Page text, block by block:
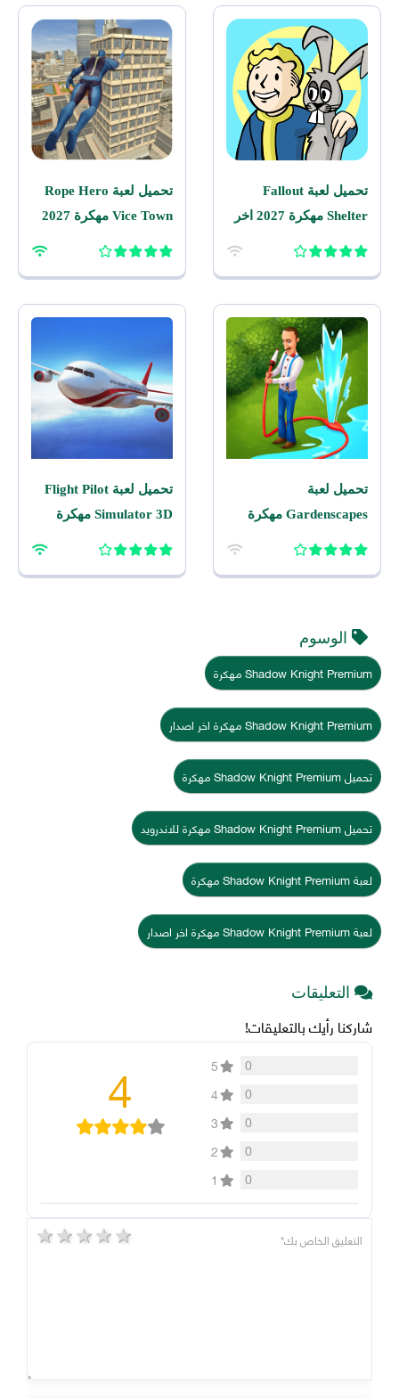
تحميل لعبة Fallout
Shelter مهكرة 2027 اخر
تحميل لعبة Rope Hero
Vice Town مهكرة 2027
تحميل لعبة
Gardenscapes مهكرة
تحميل لعبة Flight Pilot
Simulator 3D مهكرة
الوسوم
Shadow Knight Premium مهكرة
Shadow Knight Premium مهكرة اخر اصدار
تحميل Shadow Knight Premium مهكرة
تحميل Shadow Knight Premium مهكرة للاندرويد
لعبة Shadow Knight Premium مهكرة
لعبة Shadow Knight Premium مهكرة اخر اصدار
التعليقات
شاركنا رأيك بالتعليقات!
0
5
0
4
0
3
0
2
0
1
4
5 stars 4 stars 3 stars 2 stars 1 star